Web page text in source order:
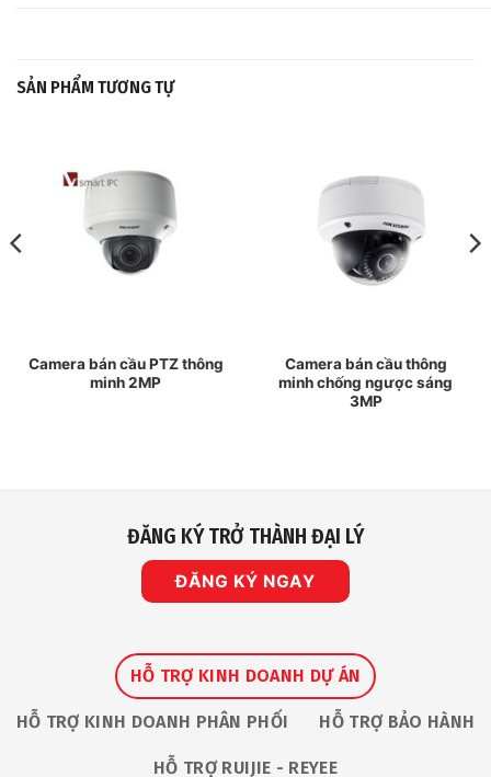
SẢN PHẨM TƯƠNG TỰ
Camera bán cầu PTZ thông
minh 2MP
Camera bán cầu thông
minh chống ngược sáng
3MP
ĐĂNG KÝ TRỞ THÀNH ĐẠI LÝ
ĐĂNG KÝ NGAY
HỖ TRỢ KINH DOANH DỰ ÁN
HỖ TRỢ KINH DOANH PHÂN PHỐI HỖ TRỢ BẢO HÀNH
HỖ TRỢ RUIJIE - REYEE